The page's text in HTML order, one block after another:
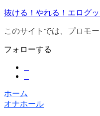
抜ける！やれる！エログ
このサイトでは、プロモ
フォローする
ホーム
オナホール